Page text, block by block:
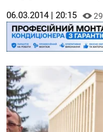
06.03.2014 | 20:15 29